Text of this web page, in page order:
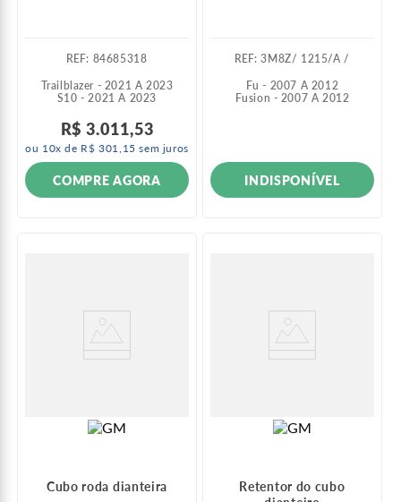
: 84685318
Trailblazer - 2021 A 2023
S10 - 2021 A 2023
R$ 3.011,53
ou 10x de R$ 301, 15 sem juros
COMPRE AGORA
:3M8Z/ 1215/A /
Fu - 2007 A 2012
Fusion - 2007 A 2012
INDISPONÍVEL
Cubo roda dianteira
Retentor do cubo